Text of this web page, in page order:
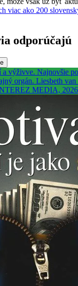
viac ako 200
odporúčajú